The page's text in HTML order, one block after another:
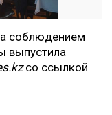
соблюдением
выпустила
со ссылкой